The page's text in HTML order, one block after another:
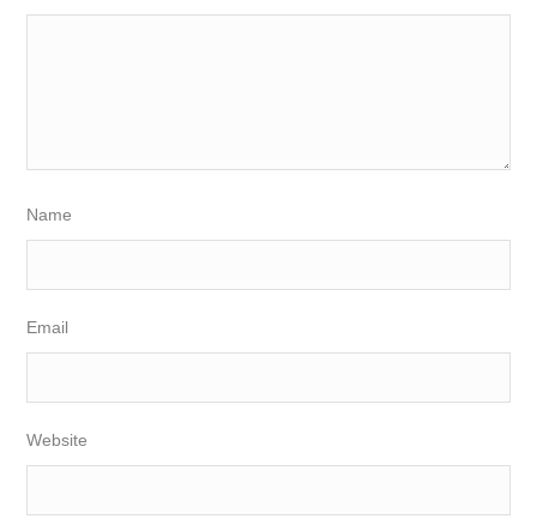
Name
Email
Website